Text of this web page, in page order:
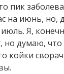
пик
на июнь, но,
Я,
но думаю,
койки